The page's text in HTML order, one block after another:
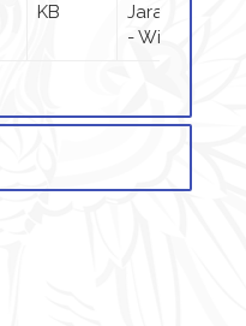
KB
Jaraczewska
- Wieczorek